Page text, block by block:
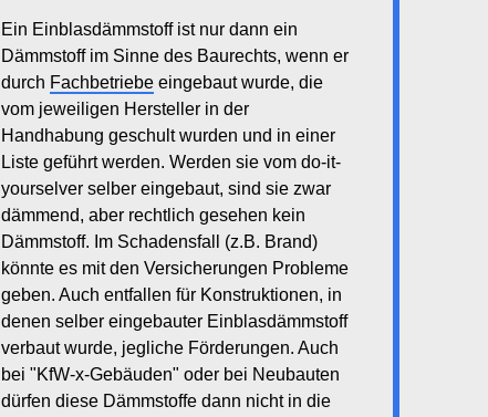
Ein Einblasdämmstoff ist nur dann ein
Dämmstoff im Sinne des Baurechts, wenn er
durch Fachbetriebe eingebaut wurde, die
vom jeweiligen Hersteller in der
Handhabung geschult wurden und in einer
Liste geführt werden. Werden sie vom do-it-
yourselver selber eingebaut, sind sie zwar
dämmend, aber rechtlich gesehen kein
Dämmstoff. Im Schadensfall (z.B. Brand)
könnte es mit den Versicherungen Probleme
geben. Auch entfallen für Konstruktionen, in
denen selber eingebauter Einblasdämmstoff
verbaut wurde, jegliche Förderungen. Auch
bei "KfW-x-Gebäuden" oder bei Neubauten
dürfen diese Dämmstoffe dann nicht in die